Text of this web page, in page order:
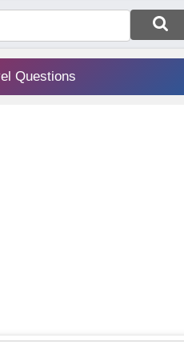
Questions